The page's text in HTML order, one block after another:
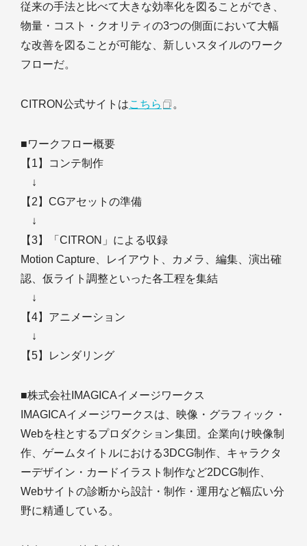
従来の手法と比べて大きな効率化を図ることができ、
物量・コスト・クオリティの3つの側面において大幅
な改善を図ることが可能な、新しいスタイルのワーク
フローだ。
CITRON公式サイトはこちら 。
■ワークフロー概要
【1】コンテ制作
↓
【2】CGアセットの準備
↓
【3】「CITRON」による収録
Motion Capture、レイアウト、カメラ、編集、演出確
認、仮ライト調整といった各工程を集結
↓
【4】アニメーション
↓
【5】レンダリング
■株式会社IMAGICAイメージワークス
IMAGICAイメージワークスは、映像・グラフィック・
Webを柱とするプロダクション集団。企業向け映像制
作、ゲームタイトルにおける3DCG制作、キャラクタ
ーデザイン・カードイラスト制作など2DCG制作、
Webサイトの診断から設計・制作・運用など幅広い分
野に精通している。